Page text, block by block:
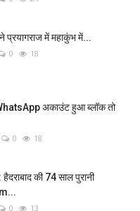
प्रयागराज में महाकुंभ में...
0 18
अकाउंट हुआ ब्लॉक तो
0 18
की 74 साल पुरानी
0 13